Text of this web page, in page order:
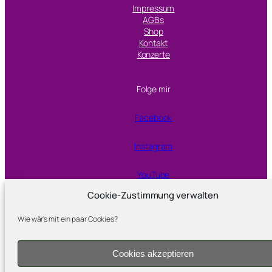
Cookie-Zustimmung verwalten
Wie wär's mit ein paar Cookies?
Cookies akzeptieren
Impressum
AGBs
Shop
Kontakt
Konzerte
Folge mir
Facebook
Instagram
YouTube
Proudly powered by